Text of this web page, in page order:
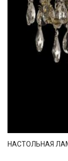
НАСТОЛЬНАЯ